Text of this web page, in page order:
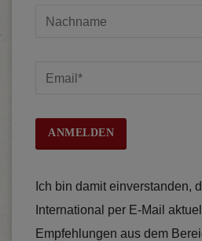
Ich bin damit einverstanden,
International per E-Mail
Empfehlungen aus dem